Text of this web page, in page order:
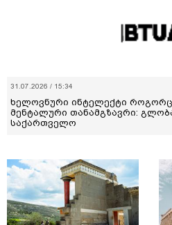
31.07.2026 / 15:34
ხელოვნური ინტელექტი
მენტალური თანამგზავრი:
საქართველო